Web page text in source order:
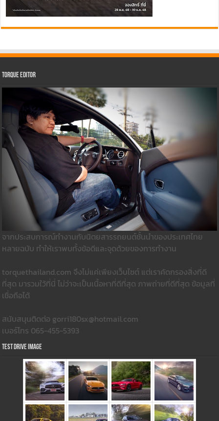
Torque Editor
จากประสบการณ์ทำงานกับนิตยสารรถยนต์ชั้นนำของประเทศไทย
หลายฉบับ ทำให้เราพบทั้งข้อดีและจุดด้วยของการทำงาน
torquethailand.com จึงไม่แค่เพียงเว็บไซต์ แต่เราคัดกรองสิ่งที่ดี
ที่สุด มารวมใว้ที่นี่ ไม่ว่าจะเป็นเนื้อหาที่ดีที่สุด ภาพถ่ายที่ดีที่สุด ข้อมูลที่
เชื่อถือได้
สนับสนุนติดต่อ gorri180sx@hotmail.com
เบอร์โทร 065-455-5393
Test Drive Image